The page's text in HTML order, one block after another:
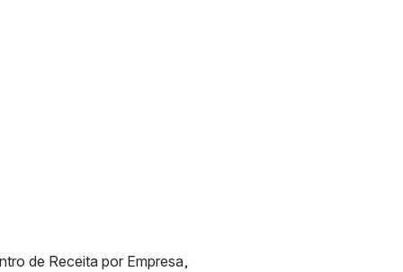
de Receita por Empresa,